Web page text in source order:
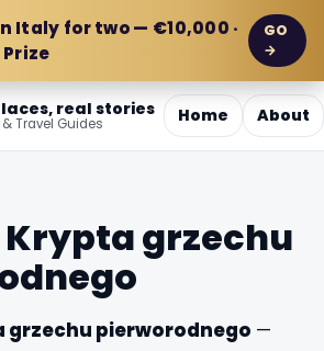
Italy for two — €10,000 ·
GO
→
real stories
Travel Guides Home About
grzechu
grzechu pierworodnego —